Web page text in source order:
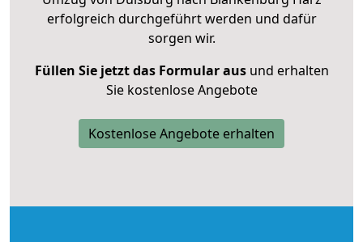
erfolgreich durchgeführt werden und dafür
sorgen wir.
Füllen Sie jetzt das Formular ausund erhalten
Sie kostenlose Angebote
Kostenlose Angebote erhalten